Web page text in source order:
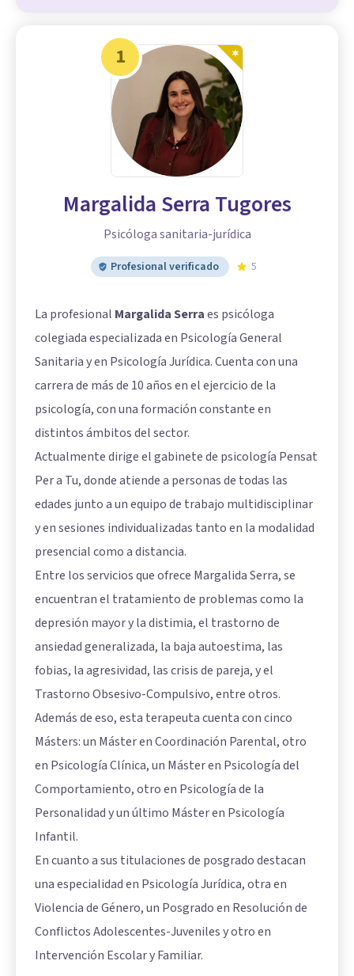
1
Margalida Serra Tugores
Psicóloga sanitaria-jurídica
Profesional verificado 5
La profesional Margalida Serraes psicóloga
colegiada especializada en Psicología General
Sanitaria y en Psicología Jurídica. Cuenta con una
carrera de más de 10 años en el ejercicio de la
psicología, con una formación constante en
distintos ámbitos del sector.
Actualmente dirige el gabinete de psicología Pensat
Per a Tu, donde atiende a personas de todas las
edades junto a un equipo de trabajo multidisciplinar
y en sesiones individualizadas tanto en la modalidad
presencial como a distancia.
Entre los servicios que ofrece Margalida Serra, se
encuentran el tratamiento de problemas como la
depresión mayor y la distimia, el trastorno de
ansiedad generalizada, la baja autoestima, las
fobias, la agresividad, las crisis de pareja, y el
Trastorno Obsesivo-Compulsivo, entre otros.
Además de eso, esta terapeuta cuenta con cinco
Másters: un Máster en Coordinación Parental, otro
en Psicología Clínica, un Máster en Psicología del
Comportamiento, otro en Psicología de la
Personalidad y un último Máster en Psicología
Infantil.
En cuanto a sus titulaciones de posgrado destacan
una especialidad en Psicología Jurídica, otra en
Violencia de Género, un Posgrado en Resolución de
Conflictos Adolescentes-Juveniles y otro en
Intervención Escolar y Familiar.